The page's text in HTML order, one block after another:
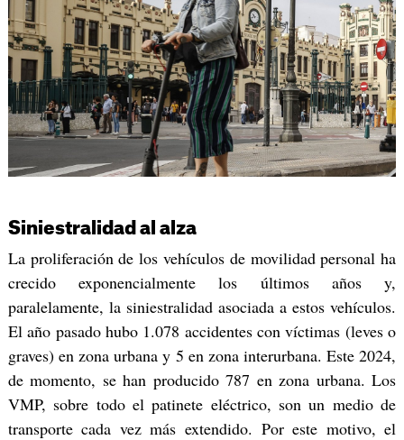
Siniestralidad al alza
La proliferación de los vehículos de movilidad personal ha
crecido exponencialmente los últimos años y,
paralelamente, la siniestralidad asociada a estos vehículos.
El año pasado hubo 1.078 accidentes con víctimas (leves o
graves) en zona urbana y 5 en zona interurbana. Este 2024,
de momento, se han producido 787 en zona urbana. Los
VMP, sobre todo el patinete eléctrico, son un medio de
transporte cada vez más extendido. Por este motivo, el